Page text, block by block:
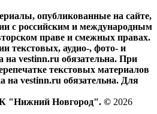
опубликованные на сайте,
с российским и международным
праве и смежных правах.
текстовых, аудио-, фото- и
на vestinn.ru обязательна. При
текстовых материалов
на vestinn.ru обязательна. Для
"Нижний Новгород". © 2026